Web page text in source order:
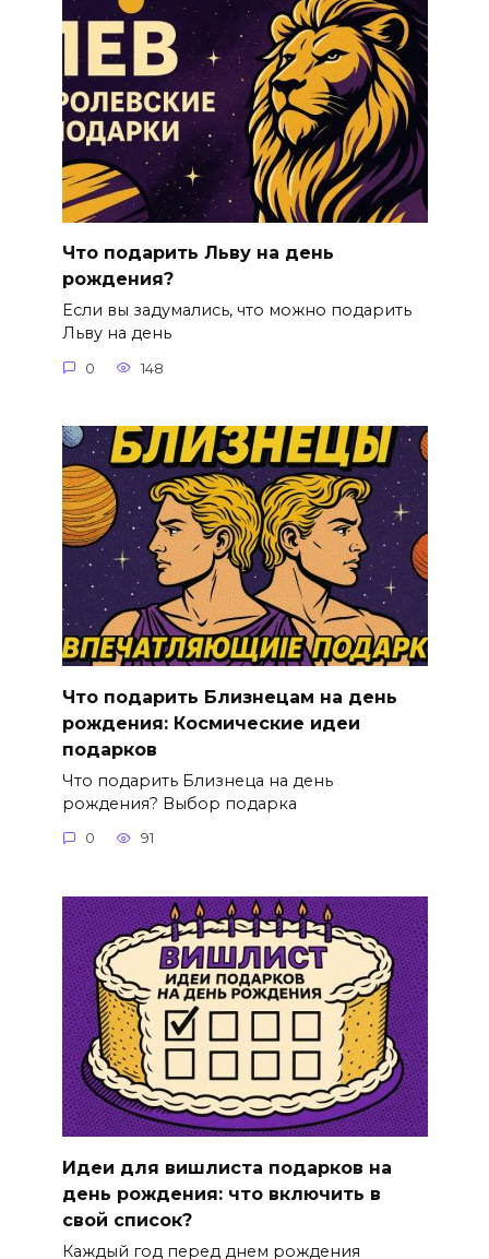
Что подарить Льву на день
рождения?
Если вы задумались, что можно подарить
Льву на день
0 148
Что подарить Близнецам на день
рождения: Космические идеи
подарков
Что подарить Близнеца на день
рождения? Выбор подарка
0 91
Идеи для вишлиста подарков на
день рождения: что включить в
свой список?
Каждый год перед днем рождения